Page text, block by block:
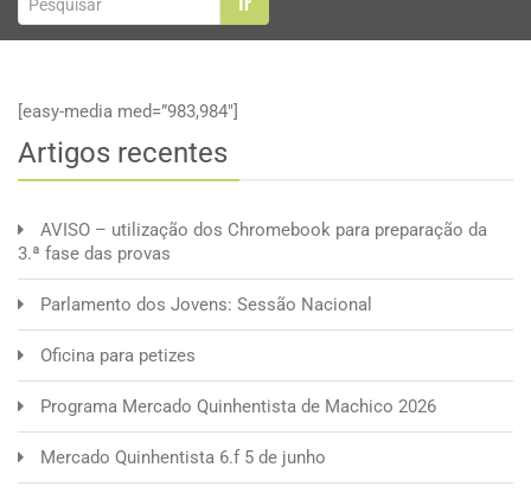
Atualidade
[easy-media med=”983,984″]
Artigos recentes
AVISO – utilização dos Chromebook para preparação da
3.ª fase das provas
Parlamento dos Jovens: Sessão Nacional
Oficina para petizes
Programa Mercado Quinhentista de Machico 2026
Mercado Quinhentista 6.f 5 de junho